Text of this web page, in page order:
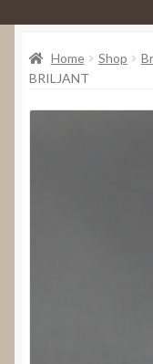
Home
WebShop
Home Shop
BRILJANT